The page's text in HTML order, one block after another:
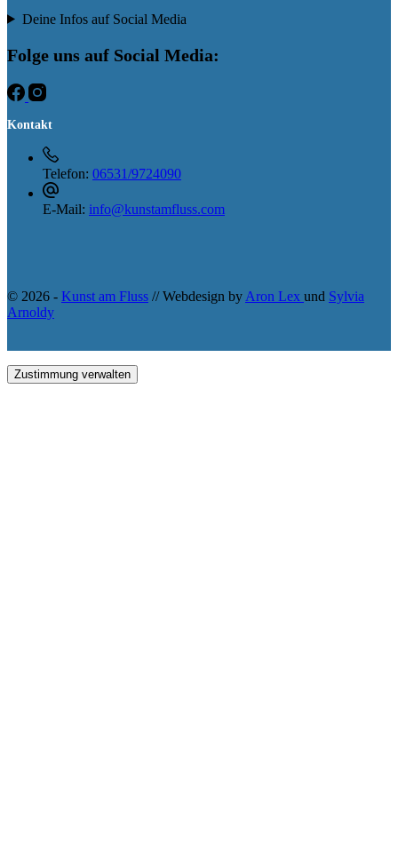
Deine Infos auf Social Media
Folge uns auf Social Media:
Kontakt
Telefon: 06531/9724090
E-Mail: info@kunstamfluss.com
© 2026 - Kunst am Fluss // Webdesign by Aron Lex und Sylvia
Arnoldy
Zustimmung verwalten